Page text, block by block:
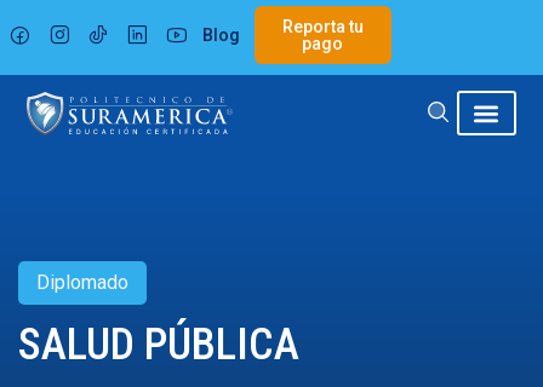
al
contenido
Blog
Reporta tu
pago
Diplomado
SALUD PÚBLICA